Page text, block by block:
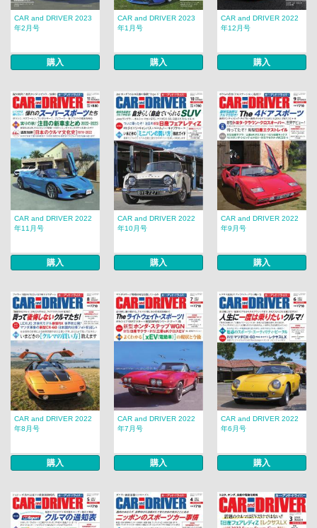
CAR and DRIVER 2023
年2月号
購入
CAR and DRIVER 2023
年1月号
購入
CAR and DRIVER 2022
年12月号
購入
CAR and DRIVER 2022
年11月号
購入
CAR and DRIVER 2022
年10月号
購入
CAR and DRIVER 2022
年9月号
購入
CAR and DRIVER 2022
年8月号
購入
CAR and DRIVER 2022
年7月号
購入
CAR and DRIVER 2022
年6月号
購入